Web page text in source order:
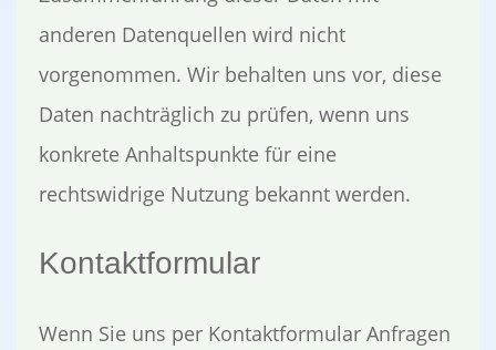
anderen Datenquellen wird nicht
vorgenommen. Wir behalten uns vor, diese
Daten nachträglich zu prüfen, wenn uns
konkrete Anhaltspunkte für eine
rechtswidrige Nutzung bekannt werden.
Kontaktformular
Wenn Sie uns per Kontaktformular Anfragen